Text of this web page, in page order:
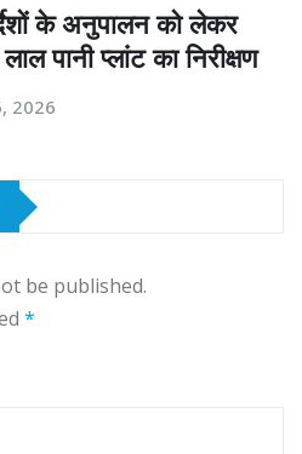
के अनुपालन को लेकर
पानी प्लांट का निरीक्षण
2026
be published.
*